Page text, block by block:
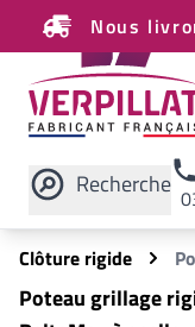
Nous
Recherche
Rechercher sur
Clôture rigide
Poteau grillage